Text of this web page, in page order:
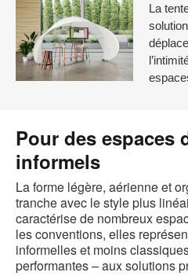
La
Pour des espaces
informels
La forme légère, aérienne et
tranche avec le style plus
caractérise de nombreux
les conventions, elles
informelles et moins
performantes – aux solutions